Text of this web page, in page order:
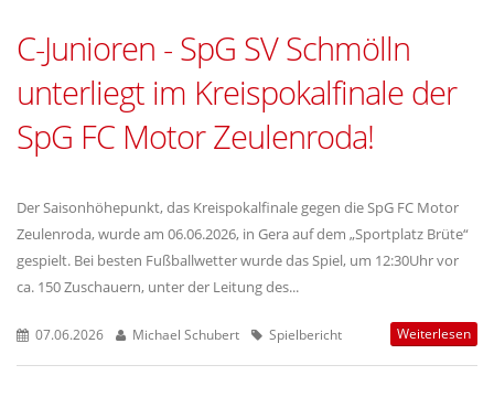
C-Junioren - SpG SV Schmölln
unterliegt im Kreispokalfinale der
SpG FC Motor Zeulenroda!
Der Saisonhöhepunkt, das Kreispokalfinale gegen die SpG FC Motor
Zeulenroda, wurde am 06.06.2026, in Gera auf dem „Sportplatz Brüte“
gespielt. Bei besten Fußballwetter wurde das Spiel, um 12:30Uhr vor
ca. 150 Zuschauern, unter der Leitung des...
07.06.2026 Michael Schubert Spielbericht Weiterlesen